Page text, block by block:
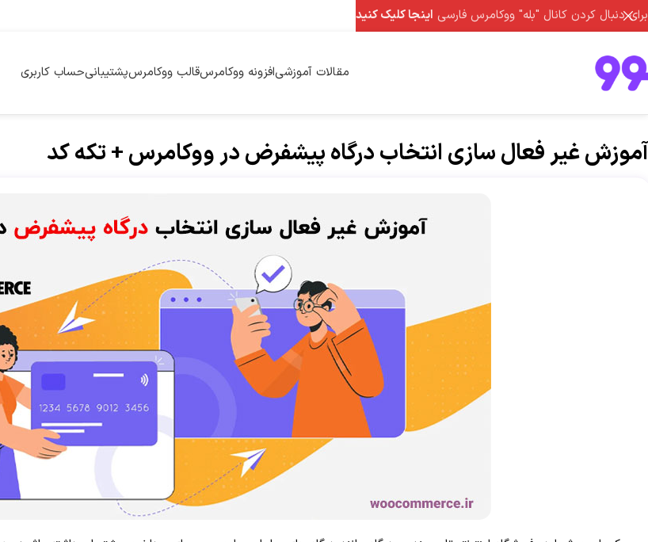
مقالات آموزشیافزونه ووکامرسقالب ووکامرسپشتیبانیحساب کاربری
آموزش غیر فعال سازی انتخاب درگاه پیشفرض در ووکامرس + تکه کد
برای دنبال کردن کانال "بله" ووکامرس فارسی اینجا کلیک کنید